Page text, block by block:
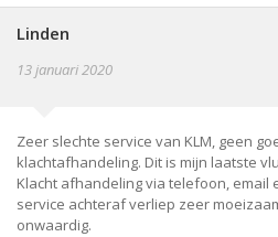
Linden
13 januari 2020
Zeer slechte service van KLM, geen
klachtafhandeling. Dit is mijn laatste
Klacht afhandeling via telefoon, email
service achteraf verliep zeer
onwaardig.